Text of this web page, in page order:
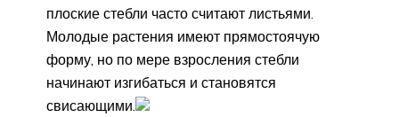
плоские стебли часто считают листьями.
Молодые растения имеют прямостоячую
форму, но по мере взросления стебли
начинают изгибаться и становятся
свисающими.